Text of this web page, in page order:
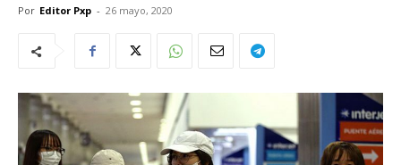
Por Editor Pxp - 26 mayo, 2020